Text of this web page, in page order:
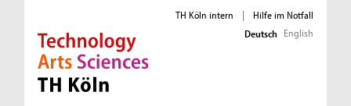
Direkt zur Hauptnavigation
Direkt zur Subnavigation
Direkt zum Inhalt
Direkt zum Fußbereich
TH Köln intern |
Hilfe im Notfall
Deutsch English